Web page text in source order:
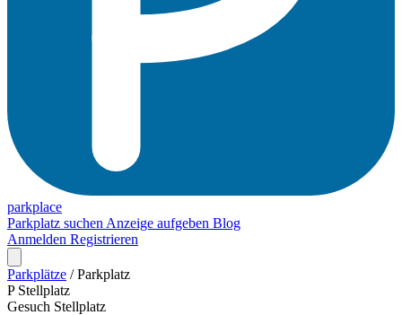
parkplace
Parkplatz suchen Anzeige aufgeben Blog
Anmelden Registrieren
Parkplätze / Parkplatz
P Stellplatz
Gesuch Stellplatz